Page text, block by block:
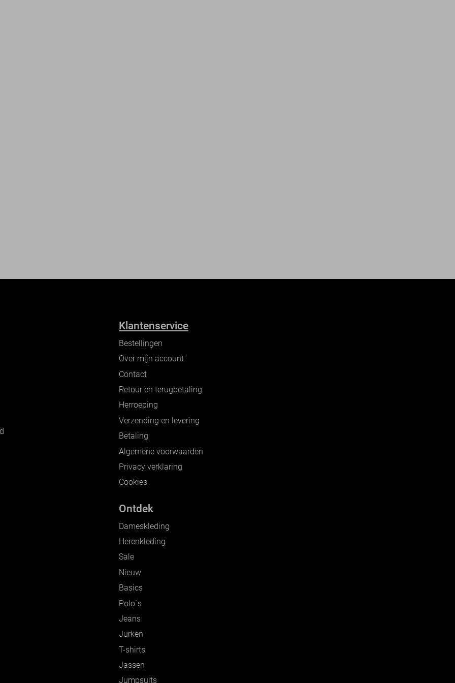
Klantenservice
Bestellingen
Over mijn account
Contact
Retour en terugbetaling
Herroeping
Verzending en levering
Betaling
Algemene voorwaarden
Privacy verklaring
Cookies
Ontdek
Dameskleding
Herenkleding
Sale
Nieuw
Basics
Polo`s
Jeans
Jurken
T-shirts
Jassen
Jumpsuits